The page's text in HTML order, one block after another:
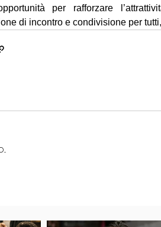
per rafforzare
di incontro e condivisione per